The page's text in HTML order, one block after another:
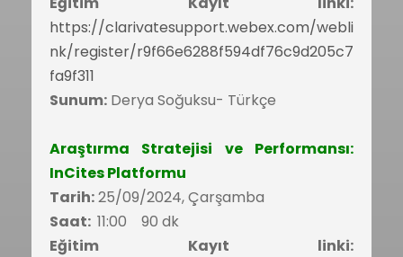
https://clarivatesupport.webex.com/webli
nk/register/r9f66e6288f594df76c9d205c7
fa9f311
Sunum: Derya Soğuksu- Türkçe
Araştırma Stratejisi ve Performansı:
InCites Platformu
Tarih:25/09/2024, Çarşamba
Saat: 11:00 90 dk
Eğitim Kayıt linki: